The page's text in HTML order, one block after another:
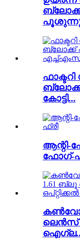
ബ്ലോക്ക്
പൂശുന്നു
ബ്ലോക്ക്
കോട്ടി...
ഫോഗ്-
ലെൻസ്